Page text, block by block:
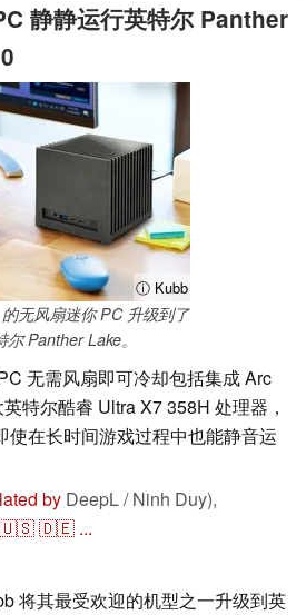
静静运行英特尔 Panther
ⓘ Kubb
无风扇迷你 PC 升级到了
尔 Panther Lake。
无需风扇即可冷却包括集成 Arc
特尔酷睿 Ultra X7 358H 处理器，
使在长时间游戏过程中也能静音运
by DeepL / Ninh Duy),
🇺🇸🇩🇪 ...
将其最受欢迎的机型之一升级到英